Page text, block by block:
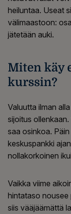
heiluntaa. Useat
välimaastoon:
jätetään auki.
Miten käy
kurssin?
Valuutta ilman
sijoitus
saa osinkoa.
keskuspankki
nollakorkoinen
Vaikka viime
hintataso nousee
siis vääjäämättä